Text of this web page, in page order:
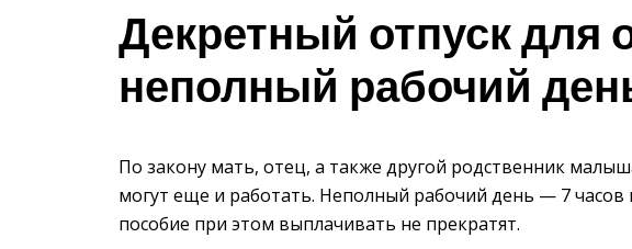
Декретный отпуск для
неполный рабочий
По закону мать, отец, а также другой родственник
могут еще и работать. Неполный рабочий день — 7
пособие при этом выплачивать не прекратят.